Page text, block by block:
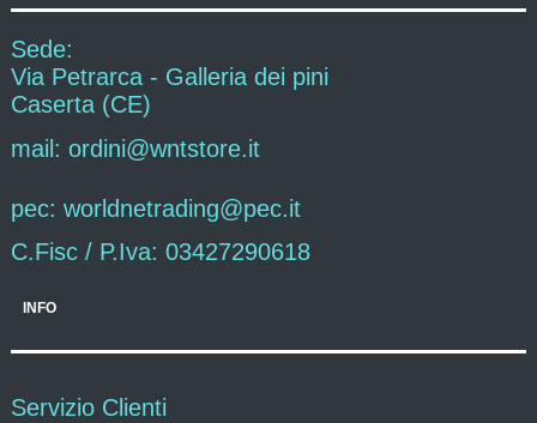
Sede:
Via Petrarca - Galleria dei pini
Caserta (CE)
mail: ordini@wntstore.it
pec: worldnetrading@pec.it
C.Fisc / P.Iva: 03427290618
INFO
Servizio Clienti